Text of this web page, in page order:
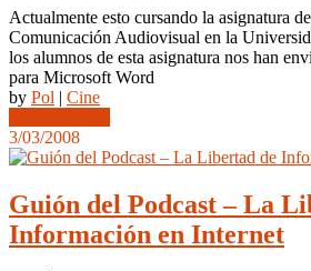
Actualmente esto cursando la asignatura
Comunicación Audiovisual en la
los alumnos de esta asignatura nos han
para Microsoft Word
by Pol | Cine
3/03/2008
Guión del Podcast – La
Información en Internet